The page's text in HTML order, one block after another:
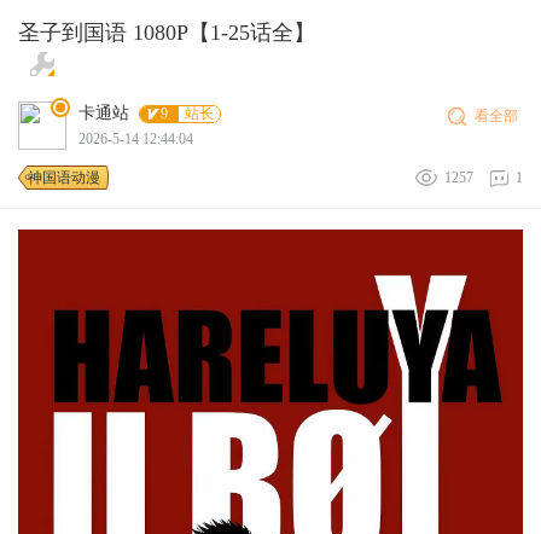
圣子到国语 1080P【1-25话全】
卡通站 9
站长
2026-5-14 12:44:04
看全部
神国语动漫 1257 1